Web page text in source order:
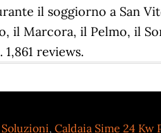
il soggiorno a San
il Marcora, il Pelmo, il
reviews.
, Caldaia Sime 24 Kw